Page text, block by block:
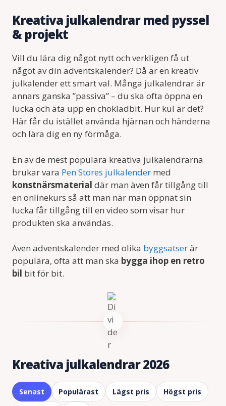
Kreativa julkalendrar med pyssel
& projekt
Vill du lära dig något nytt och verkligen få ut
något av din adventskalender? Då är en kreativ
julkalender ett smart val. Många julkalendrar är
annars ganska ”passiva” – du ska ofta öppna en
lucka och äta upp en chokladbit. Hur kul är det?
Här får du istället använda hjärnan och händerna
och lära dig en ny förmåga.
En av de mest populära kreativa julkalendrarna
brukar vara Pen Stores julkalender med
konstnärsmaterial där man även får tillgång till
en onlinekurs så att man när man öppnat sin
lucka får tillgång till en video som visar hur
produkten ska användas.
Även adventskalender med olika byggsatserär
populära, ofta att man ska bygga ihop en retro
bil bit för bit.
Kreativa julkalendrar 2026
Senast Populärast Lägst pris Högst pris